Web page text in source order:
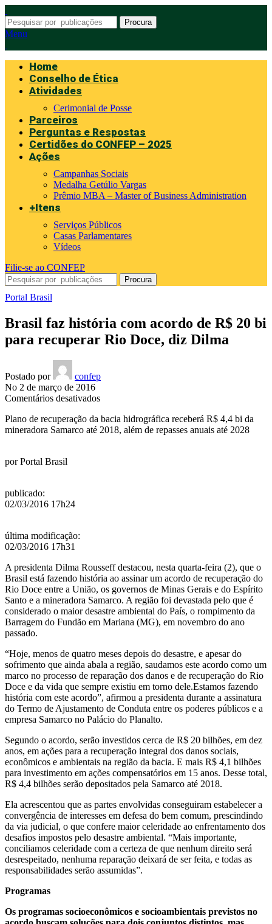
Procura
Menu
Home
Conselho de Ética
Atividades
Cerimonial de Posse
Parceiros
Perguntas e Respostas
Certidões do CONFEP – 2025
Ações
Campanhas Sociais
Medalha Getúlio Vargas
Prêmio MBA – Master of Business Administration
+Itens
Serviços Públicos
Casas Parlamentares
Vídeos
Filie-se ao CONFEP
Procura
Portal Brasil
Brasil faz história com acordo de R$ 20 bi
para recuperar Rio Doce, diz Dilma
Postado por
confep
No 2 de março de 2016
Comentários desativadosem
faz
história
Dilma
Plano de recuperação da bacia hidrográfica receberá R$ 4,4 bi da
mineradora Samarco até 2018, além de repasses anuais até 2028
porPortal Brasil
publicado:
02/03/2016 17h24
última modificação:
02/03/2016 17h31
A presidenta Dilma Rousseff destacou, nesta quarta-feira (2), que o
Brasil está fazendo história ao assinar um acordo de recuperação do
Rio Doce entre a União, os governos de Minas Gerais e do Espírito
Santo e a mineradora Samarco. A região foi devastada pelo que é
considerado o maior desastre ambiental do País, o rompimento da
Barragem do Fundão em Mariana (MG), em novembro do ano
passado.
“Hoje, menos de quatro meses depois do desastre, e apesar do
sofrimento que ainda abala a região, saudamos este acordo como um
marco no processo de reparação dos danos e de recuperação do Rio
Doce e da vida que sempre existiu em torno dele.Estamos fazendo
história com este acordo”, afirmou a presidenta durante a assinatura
do Termo de Ajustamento de Conduta entre os poderes públicos e a
empresa Samarco no Palácio do Planalto.
Segundo o acordo, serão investidos cerca de R$ 20 bilhões, em dez
anos, em ações para a recuperação integral dos danos sociais,
econômicos e ambientais na região da bacia. E mais R$ 4,1 bilhões
para investimento em ações compensatórios em 15 anos. Desse total,
R$ 4,4 bilhões serão depositados pela Samarco até 2018.
Ela acrescentou que as partes envolvidas conseguiram estabelecer a
convergência de interesses em defesa do bem comum, prescindindo
da via judicial, o que confere maior celeridade ao enfrentamento dos
desafios impostos pelo desastre ambiental. “Mais importante,
conciliamos celeridade com a certeza de que nenhum direito será
desrespeitado, nenhuma reparação deixará de ser feita, e todas as
responsabilidades serão assumidas”.
Programas
Os programas socioeconômicos e socioambientais previstos no